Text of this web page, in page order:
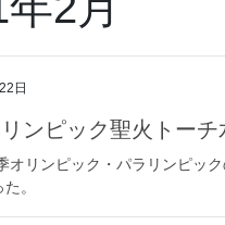
日
ンピック聖火トーチ
オリンピック・パラリンピッ
。